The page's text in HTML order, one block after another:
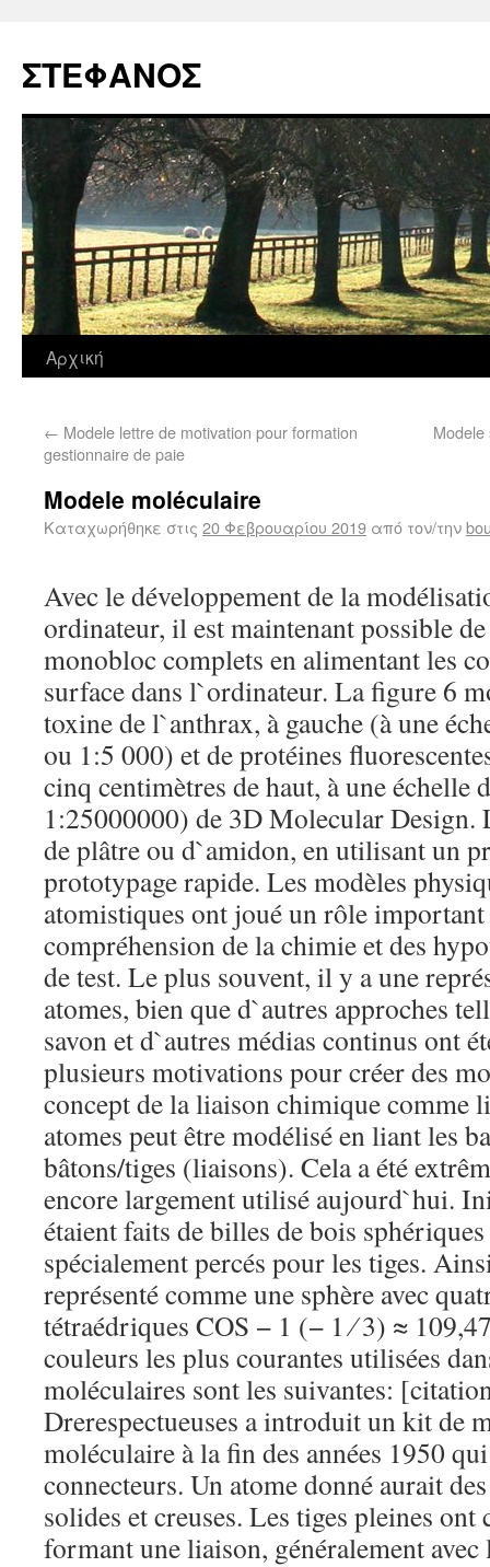
ΣΤΕΦΑΝΟΣ
Αρχική
← Modele lettre de motivation pour formation
gestionnaire de paie
Modele moléculaire
Καταχωρήθηκε στις 20 Φεβρουαρίου 2019 από τον/την
Avec le développement de la
ordinateur, il est maintenant possible
monobloc complets en alimentant les
surface dans l`ordinateur. La figure 6
toxine de l`anthrax, à gauche (à une
ou 1:5 000) et de protéines
cinq centimètres de haut, à une
1:25000000) de 3D Molecular Design.
de plâtre ou d`amidon, en utilisant un
prototypage rapide. Les modèles
atomistiques ont joué un rôle important
compréhension de la chimie et des
de test. Le plus souvent, il y a une
atomes, bien que d`autres approches
savon et d`autres médias continus ont
plusieurs motivations pour créer des
concept de la liaison chimique comme
atomes peut être modélisé en liant les
bâtons/tiges (liaisons). Cela a été
encore largement utilisé aujourd`hui.
étaient faits de billes de bois
spécialement percés pour les tiges.
représenté comme une sphère avec
tétraédriques COS − 1 (− 1 ⁄ 3) ≈
couleurs les plus courantes utilisées
moléculaires sont les suivantes:
Drerespectueuses a introduit un kit de
moléculaire à la fin des années 1950
connecteurs. Un atome donné aurait
solides et creuses. Les tiges pleines ont
formant une liaison, généralement